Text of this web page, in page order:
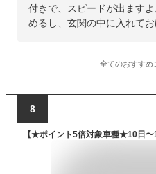
付きで、スピードが出ます
めるし、玄関の中に入れてお
全てのおすすめ
8